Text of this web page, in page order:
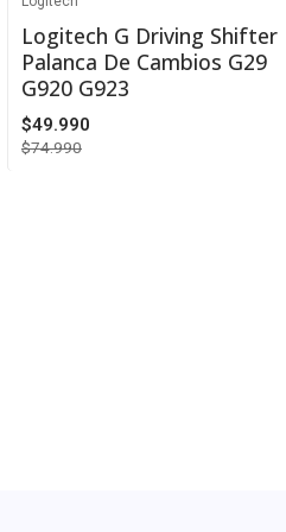
-33%
Logitech G Driving Shifter
Palanca De Cambios G29
G920 G923
$49.990
$74.990